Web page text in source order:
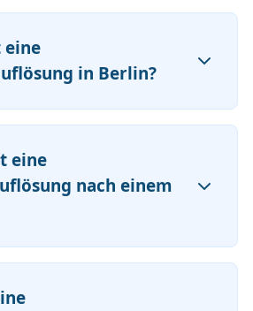
eine
in Berlin?
eine
nach einem